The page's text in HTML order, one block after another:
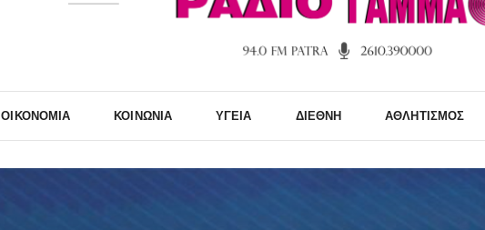
ΟΙΚΟΝΟΜΊΑ ΚΟΙΝΩΝΊΑ ΥΓΕΊΑ ΔΙΕΘΝΉ ΑΘΛΗΤΙΣΜΌΣ